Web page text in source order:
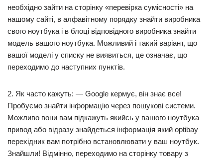
необхідно зайти на сторінку «перевірка сумісності» на
нашому сайті, в алфавітному порядку знайти виробника
свого ноутбука і в блоці відповідного виробника знайти
модель вашого ноутбука. Можливий і такий варіант, що
вашої моделі у списку не виявиться, це означає, що
переходимо до наступних пунктів.
2. Як часто кажуть: — Google кермує, він знає все!
Пробуємо знайти інформацію через пошукові системи.
Можливо вони вам підкажуть якийсь у вашого ноутбука
привод або відразу знайдеться інформація який optibay
перехідник вам потрібно встановлювати у ваш ноутбук.
Знайшли! Відмінно, переходимо на сторінку товару з